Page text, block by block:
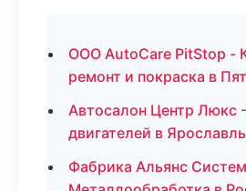
ООО AutoCare PitStop -
ремонт и покраска в
Автосалон Центр Люкс
двигателей в Ярославль
Фабрика Альянс